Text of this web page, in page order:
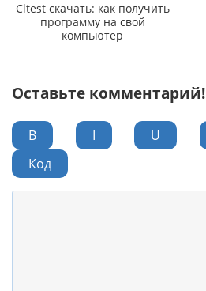
Cltest скачать: как получить
программу на свой
компьютер
Оставьте комментарий!
B I U
Код